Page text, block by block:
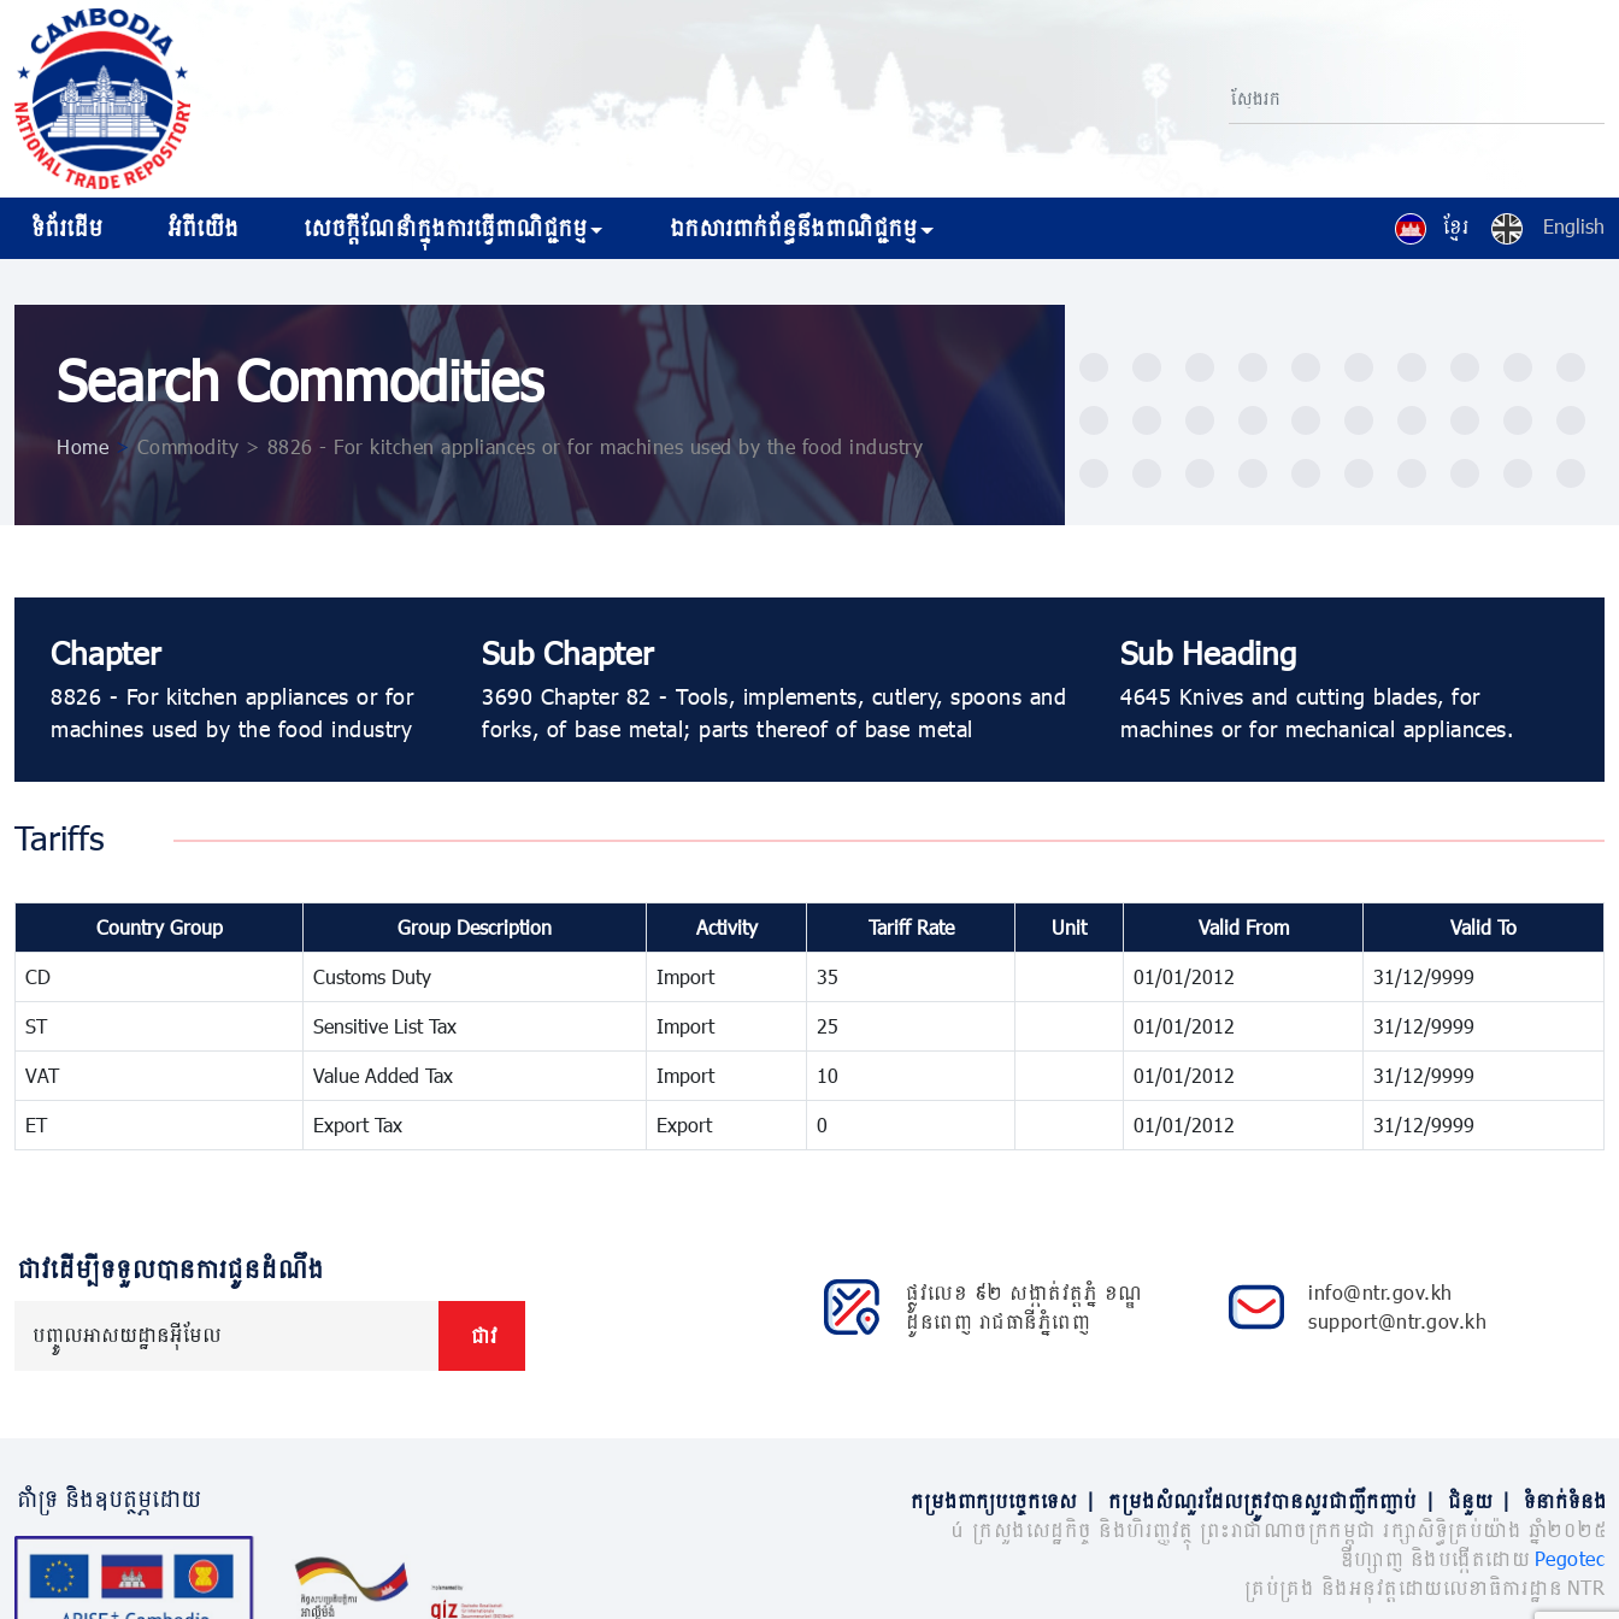
ខ្មែរ English
ទំព័រដើម អំពីយើង សេចក្ដីណែនាំក្នុងការធ្វើពាណិជ្ជកម្ម ឯកសារពាក់ព័ន្ធនឹងពាណិជ្ជកម្ម
Search Commodities
Home >Commodity > 8826 - For kitchen appliances or for machines used by the food industry
Chapter
8826 - For kitchen appliances or for
machines used by the food industry
Sub Chapter
3690 Chapter 82 - Tools, implements, cutlery, spoons and
forks, of base metal; parts thereof of base metal
Sub Heading
4645 Knives and cutting blades, for
machines or for mechanical appliances.
Tariffs
Country Group Group Description Activity Tariff Rate Unit Valid From Valid To
CD Customs Duty Import 35 01/01/2012 31/12/9999
ST Sensitive List Tax Import 25 01/01/2012 31/12/9999
VAT Value Added Tax Import 10 01/01/2012 31/12/9999
ET Export Tax Export 0 01/01/2012 31/12/9999
ជាវដើម្បីទទួលបានការជូនដំណឹង
បញ្ចូលអាសយដ្ឋានអ៊ីមែល ជាវ
ផ្លូវលេខ ៩២ សង្កាត់វត្តភ្នំ ខណ្ឌ
ដូនពេញ រាជធានីភ្នំពេញ
info@ntr.gov.kh
support@ntr.gov.kh
គាំទ្រ និងឧបត្ថម្ភដោយ កម្រងពាក្យបច្ចេកទេស កម្រងសំណួរដែលត្រូវបានសួរជាញឹកញាប់ ជំនួយ
ទំនាក់ទំនង
© ក្រសួងសេដ្ឋកិច្ច និងហិរញ្ញវត្ថុ ព្រះរាជាណាចក្រកម្ពុជា រក្សាសិទ្ធិគ្រប់យ៉ាង ឆ្នាំ២០២៥
ឌីហ្សាញ និងបង្កើតដោយ Pegotec
គ្រប់គ្រង និងអនុវត្តដោយលេខាធិការដ្ឋាន NTR